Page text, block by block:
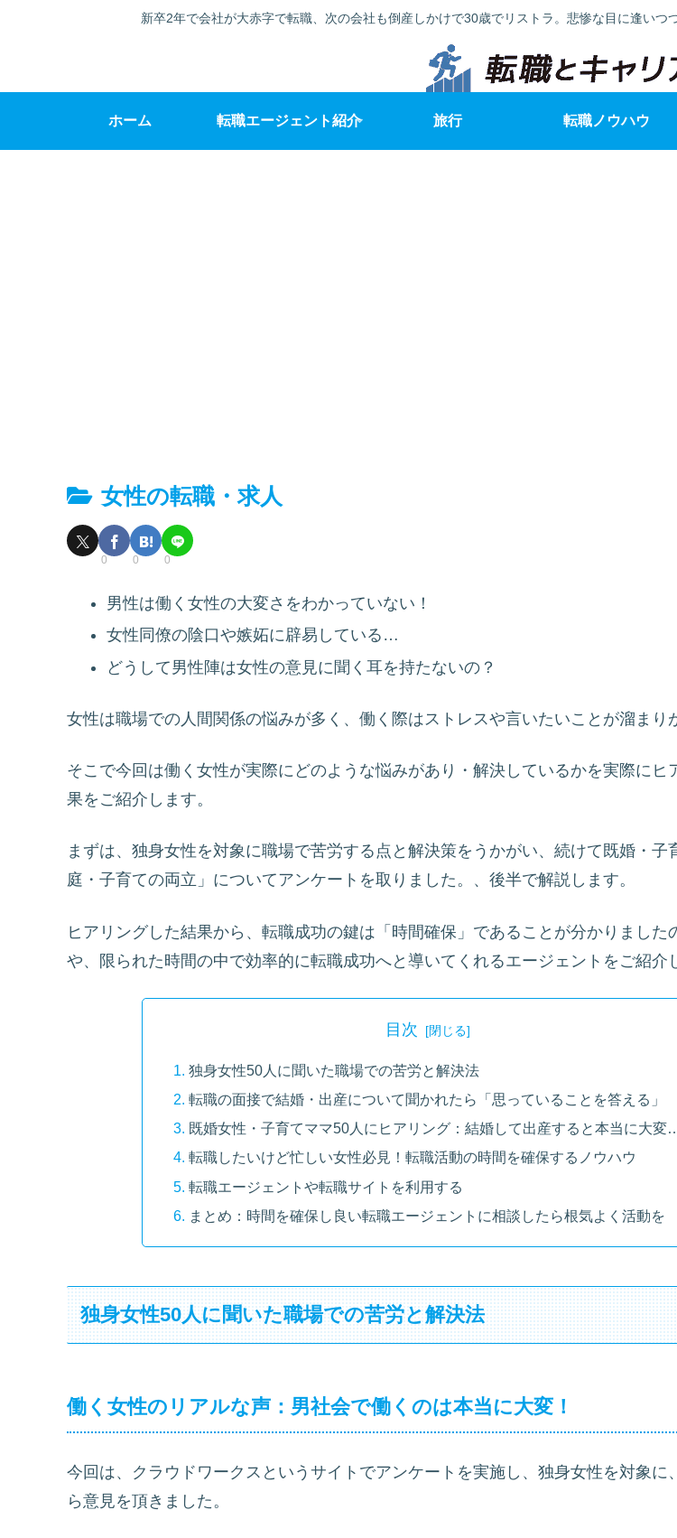
新卒2年で会社が大赤字で転職、次の会社も倒産しかけで30歳でリストラ。悲惨な目に逢いつ
ホーム 転職エージェント紹介 旅行 転職ノウハウ
女性の転職・求人
0 0 0
男性は働く女性の大変さをわかっていない！
女性同僚の陰口や嫉妬に辟易している…
どうして男性陣は女性の意見に聞く耳を持たないの？
女性は職場での人間関係の悩みが多く、働く際はストレスや言いたいことが溜まり
そこで今回は働く女性が実際にどのような悩みがあり・解決しているかを実際にヒ
果をご紹介します。
まずは、独身女性を対象に職場で苦労する点と解決策をうかがい、続けて既婚・子
庭・子育ての両立」についてアンケートを取りました。、後半で解説します。
ヒアリングした結果から、転職成功の鍵は「時間確保」であることが分かりました
や、限られた時間の中で効率的に転職成功へと導いてくれるエージェントをご紹介
目次
独身女性50人に聞いた職場での苦労と解決法
転職の面接で結婚・出産について聞かれたら「思っていることを答える」
既婚女性・子育てママ50人にヒアリング：結婚して出産すると本当に大変
転職したいけど忙しい女性必見！転職活動の時間を確保するノウハウ
転職エージェントや転職サイトを利用する
まとめ：時間を確保し良い転職エージェントに相談したら根気よく活動を
独身女性50人に聞いた職場での苦労と解決法
働く女性のリアルな声：男社会で働くのは本当に大変！
今回は、クラウドワークスというサイトでアンケートを実施し、独身女性を対象に
ら意見を頂きました。